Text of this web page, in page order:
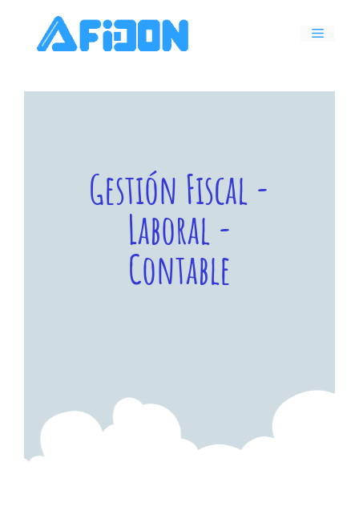
Gestión Fiscal -
Laboral -
Contable